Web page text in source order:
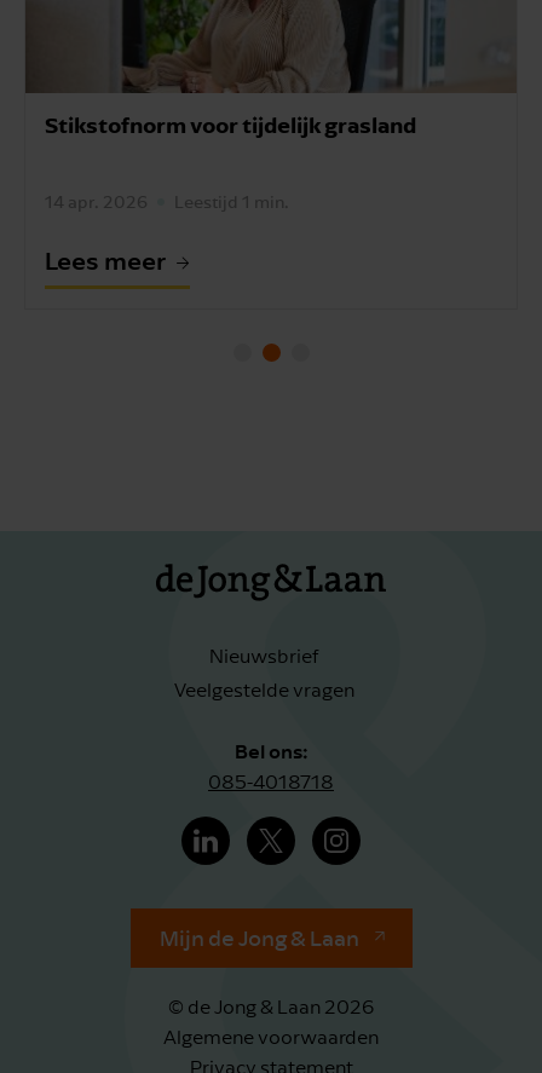
Stikstofnorm voor tijdelijk grasland
14 apr. 2026 Leestijd 1 min.
Lees meer
Nieuwsbrief
Veelgestelde vragen
Bel ons:
085-4018718
Mijn de Jong & Laan
© de Jong & Laan 2026
Algemene voorwaarden
Privacy statement